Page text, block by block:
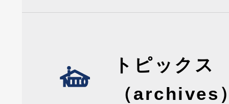
トピックス
（archives